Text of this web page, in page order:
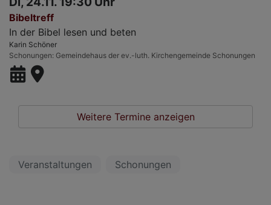
Bibeltreff
In der Bibel lesen und beten
Karin Schöner
Schonungen Gemeindehaus der ev.-luth. Kirchengemeinde Schonungen
Weitere Termine anzeigen
Veranstaltungen Schonungen